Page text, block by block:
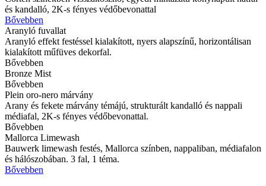
és kandalló, 2K-s fényes védőbevonattal
Bővebben
Aranyló fuvallat
Aranyló effekt festéssel kialakított, nyers alapszínű, horizontálisan
kialakított műfüves dekorfal.
Bővebben
Bronze Mist
Bővebben
Plein oro-nero márvány
Arany és fekete márvány témájú, strukturált kandalló és nappali
médiafal, 2K-s fényes védőbevonattal.
Bővebben
Mallorca Limewash
Bauwerk limewash festés, Mallorca színben, nappaliban, médiafalon
és hálószobában. 3 fal, 1 téma.
Bővebben